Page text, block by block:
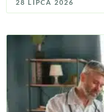
28 LIPCA 2026